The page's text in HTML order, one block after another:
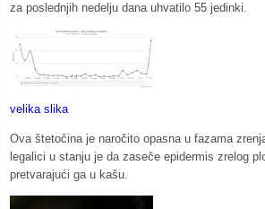
za poslednjih nedelju dana uhvatilo 55 jedinki.
velika slika
Ova štetočina je naročito opasna u fazama
legalici u stanju je da zaseče epidermis zrelog
pretvarajući ga u kašu.